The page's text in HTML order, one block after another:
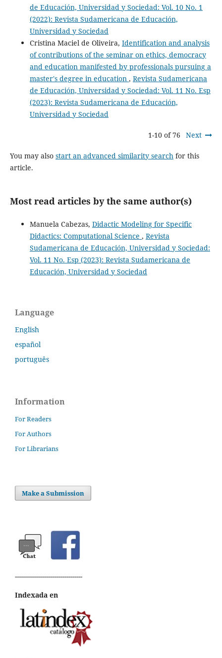
de Educación, Universidad y Sociedad: Vol. 10 No. 1
(2022): Revista Sudamericana de Educación,
Universidad y Sociedad
Cristina Maciel de Oliveira, Identification and analysis
of contributions of the seminar on ethics, democracy
and education manifested by professionals pursuing a
master's degree in education , Revista Sudamericana
de Educación, Universidad y Sociedad: Vol. 11 No. Esp
(2023): Revista Sudamericana de Educación,
Universidad y Sociedad
1-10 of 76 Next
You may also start an advanced similarity searchfor this
article.
Most read articles by the same author(s)
Manuela Cabezas, Didactic Modeling for Specific
Didactics: Computational Science , Revista
Sudamericana de Educación, Universidad y Sociedad:
Vol. 11 No. Esp (2023): Revista Sudamericana de
Educación, Universidad y Sociedad
Language
English
español
português
Information
For Readers
For Authors
For Librarians
Make a Submission
----------------------------------
Indexada en